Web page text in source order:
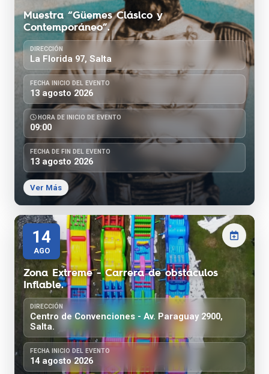
Muestra “Güemes Clásico y
Contemporáneo”.
DIRECCIÓN
La Florida 97, Salta
FECHA INICIO DEL EVENTO
13 agosto 2026
HORA DE INICIO DE EVENTO
09:00
FECHA DE FIN DEL EVENTO
13 agosto 2026
Ver Más
14
AGO
Zona Extreme - Carrera de obstáculos
Inflable.
DIRECCIÓN
Centro de Convenciones - Av. Paraguay 2900,
Salta.
FECHA INICIO DEL EVENTO
14 agosto 2026